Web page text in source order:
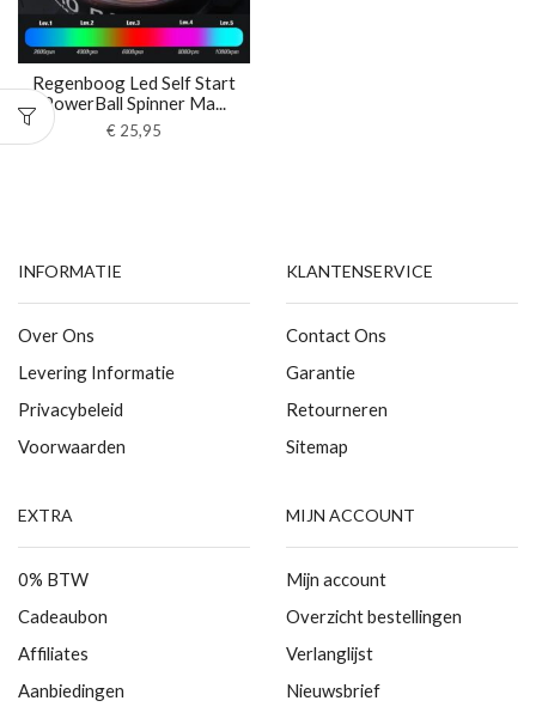
Regenboog Led Self Start
PowerBall Spinner Ma...
€ 25,95
INFORMATIE
Over Ons
Levering Informatie
Privacybeleid
Voorwaarden
KLANTENSERVICE
Contact Ons
Garantie
Retourneren
Sitemap
EXTRA
0% BTW
Cadeaubon
Affiliates
Aanbiedingen
MIJN ACCOUNT
Mijn account
Overzicht bestellingen
Verlanglijst
Nieuwsbrief